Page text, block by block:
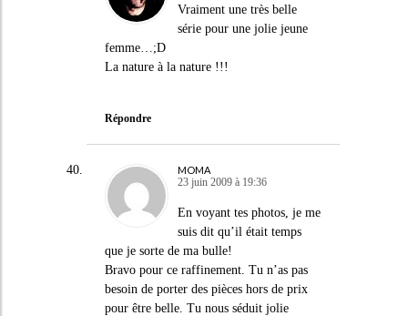
Vraiment une très belle
série pour une jolie jeune
femme…;D
La nature à la nature !!!
Répondre
MOMA
23 juin 2009 à 19:36
En voyant tes photos, je me
suis dit qu’il était temps
que je sorte de ma bulle!
Bravo pour ce raffinement. Tu n’as pas
besoin de porter des pièces hors de prix
pour être belle. Tu nous séduit jolie